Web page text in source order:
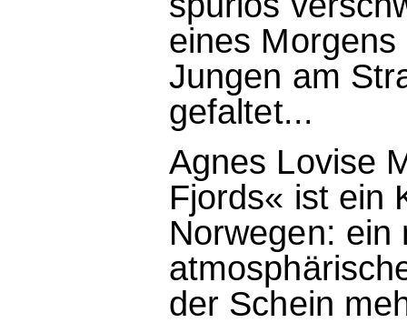
eines
Jungen am
gefaltet...
Agnes Lovise
Fjords« ist ein
Norwegen: ein
der Schein